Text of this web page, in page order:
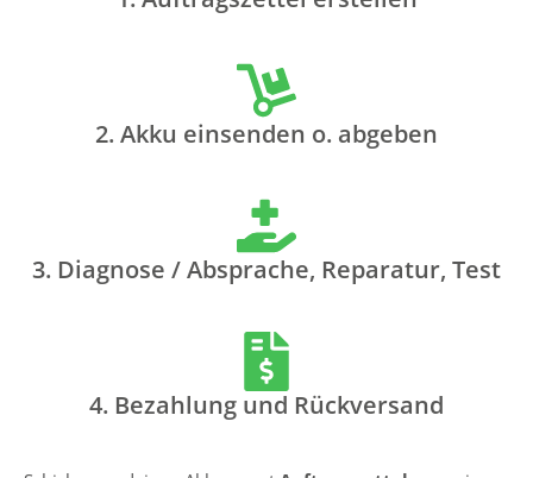
2. Akku einsenden o. abgeben
3. Diagnose / Absprache, Reparatur, Test
4. Bezahlung und Rückversand